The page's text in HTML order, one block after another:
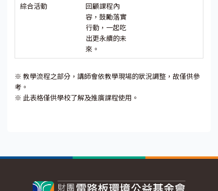
綜合活動
回顧課程內
容，鼓勵落實
行動，一起吃
出更永續的未
來。
※ 教學流程之部分，講師會依教學現場的狀況調整，故僅供參
考。
※ 此表格僅供學校了解及推廣課程使用。